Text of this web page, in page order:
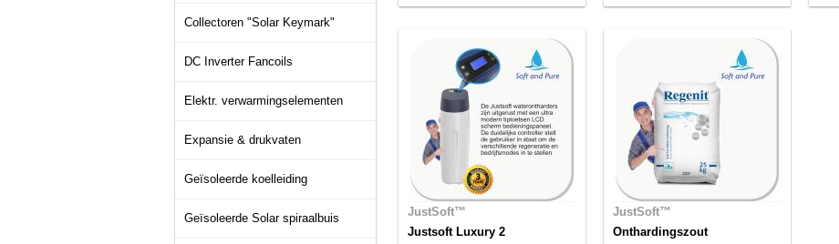
Collectoren "Solar Keymark"
DC Inverter Fancoils
Elektr. verwarmingselementen
Expansie & drukvaten
Geïsoleerde koelleiding
Geïsoleerde Solar spiraalbuis
JustSoft™
Justsoft Luxury 2
JustSoft™
Onthardingszout